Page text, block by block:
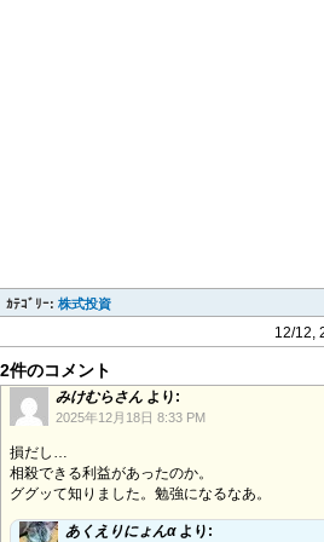
ｶﾃｺﾞﾘｰ: 株式投資
12/12,
2件のコメント
みけむらさん より:
2025年12月18日 8:33 PM
損だし…
相殺できる利益があったのか。
ググッて知りました。勉強になるなあ。
あくえりにょんα より: